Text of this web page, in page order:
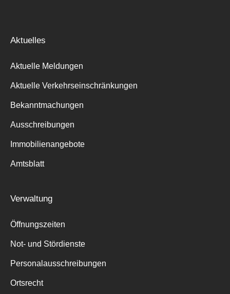
Aktuelles
Aktuelle Meldungen
Aktuelle Verkehrseinschränkungen
Bekanntmachungen
Ausschreibungen
Immobilienangebote
Amtsblatt
Verwaltung
Öffnungszeiten
Not- und Stördienste
Personalausschreibungen
Ortsrecht